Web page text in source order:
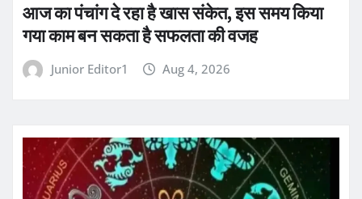
आज का पंचांग दे रहा है खास संकेत, इस समय किया
गया काम बन सकता है सफलता की वजह
Junior Editor1 Aug 4, 2026